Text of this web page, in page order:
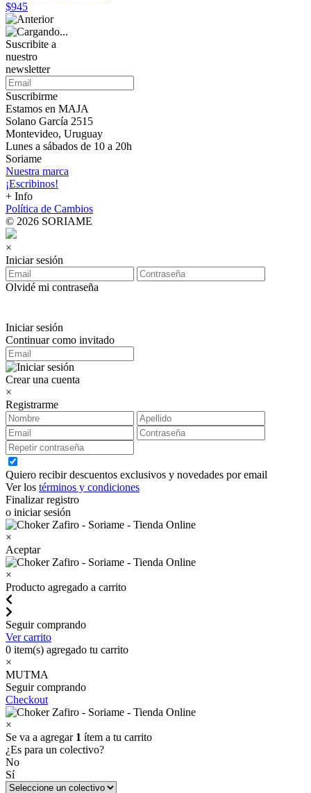
$945
Suscribite a
nuestro
newsletter
Suscribirme
Estamos en MAJA
Solano García 2515
Montevideo, Uruguay
Lunes a sábados de 10 a 20h
Soriame
Nuestra marca
¡Escribinos!
+ Info
Política de Cambios
© 2026 SORIAME
×
Iniciar sesión
Olvidé mi contraseña
Iniciar sesión
Continuar como invitado
Crear una cuenta
×
Registrarme
Quiero recibir descuentos exclusivos y novedades por email
Ver los términos y condiciones
Finalizar registro
o iniciar sesión
×
Aceptar
×
Producto agregado a carrito
Seguir comprando
Ver carrito
0 item(s) agregado tu carrito
×
MUTMA
Seguir comprando
Checkout
×
Se va a agregar 1 ítem a tu carrito
¿Es para un colectivo?
No
Sí